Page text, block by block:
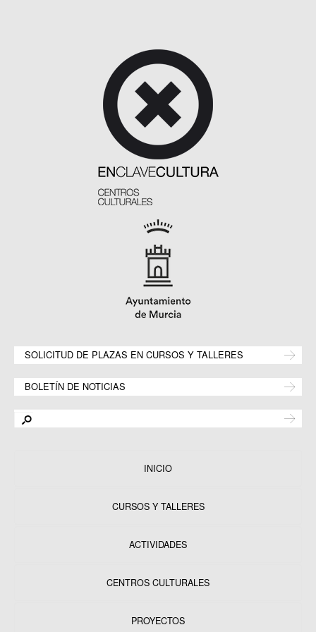
SOLICITUD DE PLAZAS EN CURSOS Y TALLERES
BOLETÍN DE NOTICIAS
INICIO
CURSOS Y TALLERES
ACTIVIDADES
CENTROS CULTURALES
PROYECTOS